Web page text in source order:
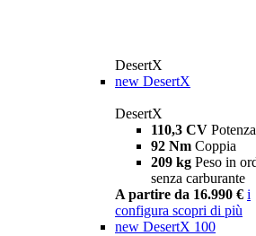
DesertX
new DesertX
DesertX
110,3 CV Potenza
92 Nm Coppia
209 kg Peso in
senza carburante
A partire da 16.990 € i
configura scopri di più
new DesertX 100